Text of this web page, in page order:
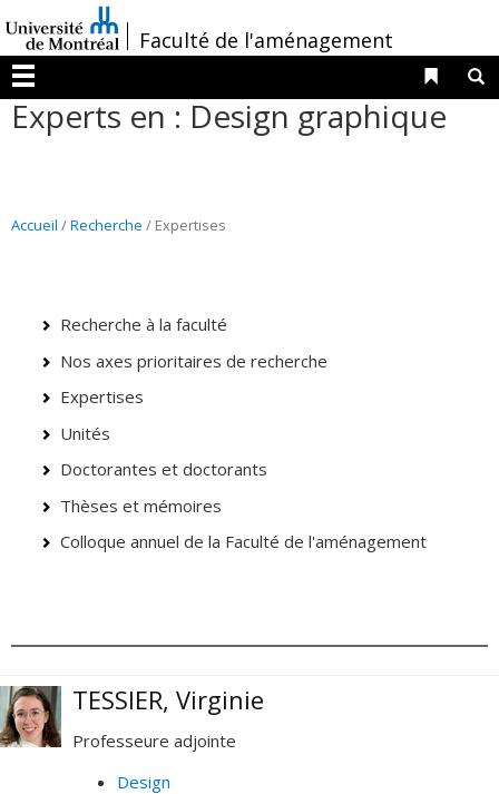
au
contenu
/Faculté de l'aménagement
Menu
Liens
Experts en : Design graphique
Accueil /Recherche / Expertises
Recherche à la faculté
Nos axes prioritaires de recherche
Expertises
Unités
Doctorantes et doctorants
Thèses et mémoires
Colloque annuel de la Faculté de l'aménagement
TESSIER, Virginie
Professeure adjointe
Design